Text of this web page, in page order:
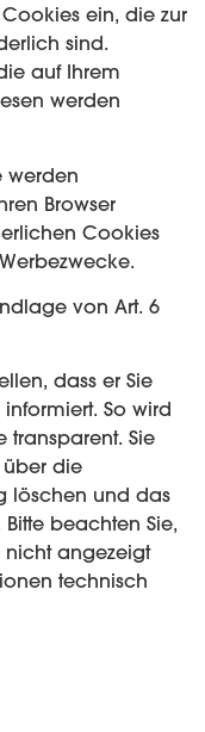
ein, die zur
sind.
auf Ihrem
werden
werden
Browser
Cookies
von Art. 6
dass er Sie
So wird
transparent. Sie
die
löschen und das
beachten Sie,
nicht angezeigt
technisch